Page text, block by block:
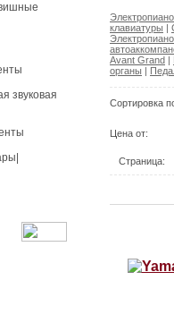
звуковая
клавиатуры |
Avant Grand |
органы |
Сортировка
Цена от:
Страница: